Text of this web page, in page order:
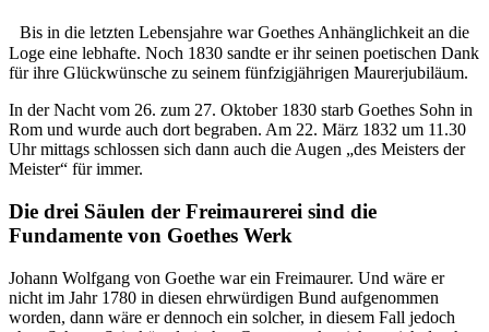
Bis in die letzten Lebensjahre war Goethes Anhänglichkeit an die
Loge eine lebhafte. Noch 1830 sandte er ihr seinen poetischen Dank
für ihre Glückwünsche zu seinem fünfzigjährigen Maurerjubiläum.
In der Nacht vom 26. zum 27. Oktober 1830 starb Goethes Sohn in
Rom und wurde auch dort begraben. Am 22. März 1832 um 11.30
Uhr mittags schlossen sich dann auch die Augen „des Meisters der
Meister“ für immer.
Die drei Säulen der Freimaurerei sind die
Fundamente von Goethes Werk
Johann Wolfgang von Goethe war ein Freimaurer. Und wäre er
nicht im Jahr 1780 in diesen ehrwürdigen Bund aufgenommen
worden, dann wäre er dennoch ein solcher, in diesem Fall jedoch